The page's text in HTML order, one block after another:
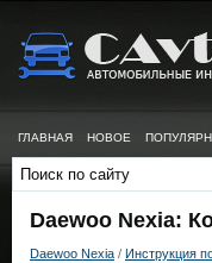
ГЛАВНАЯ НОВОЕ
Daewoo Nexia:
Daewoo Nexia / Инструкция